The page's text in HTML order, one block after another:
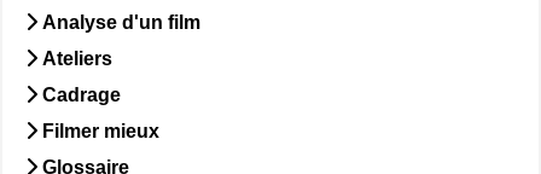
Analyse d'un film
Ateliers
Cadrage
Filmer mieux
Glossaire